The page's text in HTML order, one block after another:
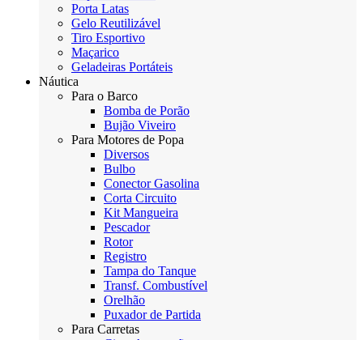
Porta Latas
Gelo Reutilizável
Tiro Esportivo
Maçarico
Geladeiras Portáteis
Náutica
Para o Barco
Bomba de Porão
Bujão Viveiro
Para Motores de Popa
Diversos
Bulbo
Conector Gasolina
Corta Circuito
Kit Mangueira
Pescador
Rotor
Registro
Tampa do Tanque
Transf. Combustível
Orelhão
Puxador de Partida
Para Carretas